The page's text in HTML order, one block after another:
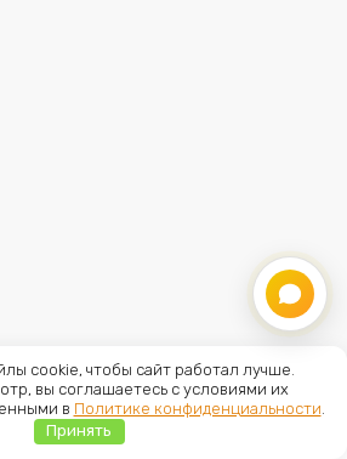
cookie, чтобы сайт работал лучше.
вы соглашаетесь с условиями их
в Политике конфиденциальности
Принять